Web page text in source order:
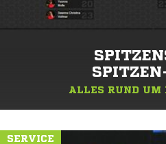
ALLES RUND UM
SERVICE